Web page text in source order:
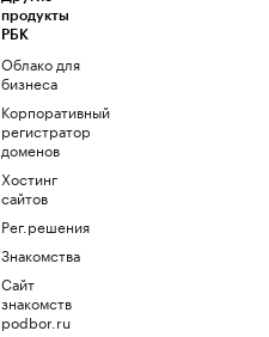
продукты
РБК
Облако для
бизнеса
Корпоративный
регистратор
доменов
Хостинг
сайтов
Рег.решения
Знакомства
Сайт
знакомств
podbor.ru